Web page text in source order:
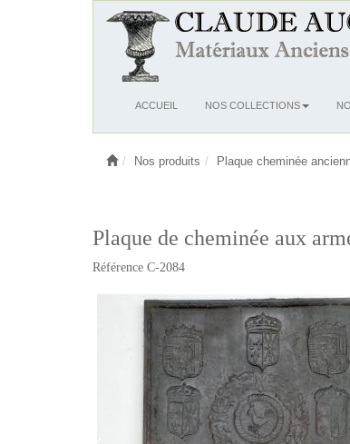
OuvrirACCUEIL NOS COLLECTIONS
Nos produits Plaque cheminée
Plaque de cheminée aux
Référence C-2084